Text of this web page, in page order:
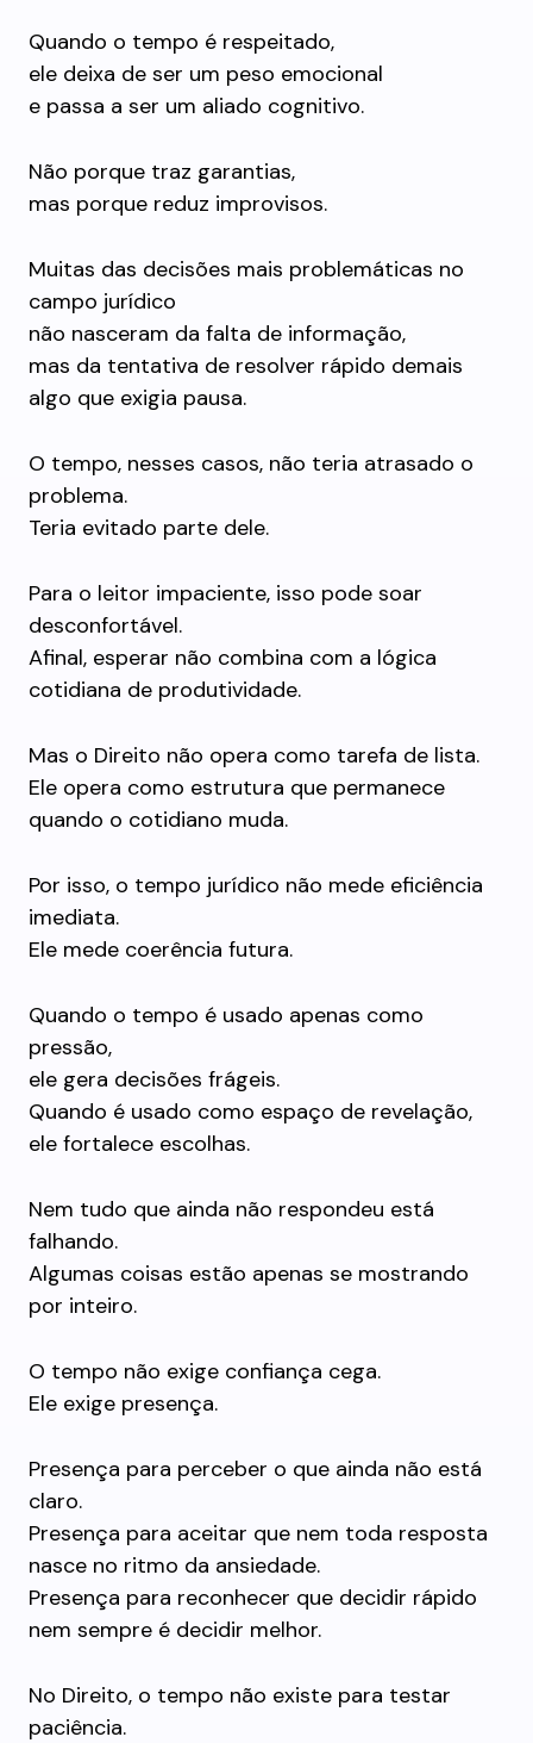
Quando o tempo é respeitado,
ele deixa de ser um peso emocional
e passa a ser um aliado cognitivo.
Não porque traz garantias,
mas porque reduz improvisos.
Muitas das decisões mais problemáticas no
campo jurídico
não nasceram da falta de informação,
mas da tentativa de resolver rápido demais
algo que exigia pausa.
O tempo, nesses casos, não teria atrasado o
problema.
Teria evitado parte dele.
Para o leitor impaciente, isso pode soar
desconfortável.
Afinal, esperar não combina com a lógica
cotidiana de produtividade.
Mas o Direito não opera como tarefa de lista.
Ele opera como estrutura que permanece
quando o cotidiano muda.
Por isso, o tempo jurídico não mede eficiência
imediata.
Ele mede coerência futura.
Quando o tempo é usado apenas como
pressão,
ele gera decisões frágeis.
Quando é usado como espaço de revelação,
ele fortalece escolhas.
Nem tudo que ainda não respondeu está
falhando.
Algumas coisas estão apenas se mostrando
por inteiro.
O tempo não exige confiança cega.
Ele exige presença.
Presença para perceber o que ainda não está
claro.
Presença para aceitar que nem toda resposta
nasce no ritmo da ansiedade.
Presença para reconhecer que decidir rápido
nem sempre é decidir melhor.
No Direito, o tempo não existe para testar
paciência.